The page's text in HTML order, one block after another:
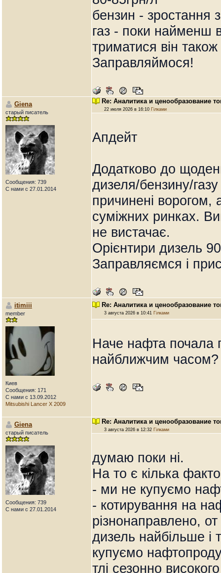
бензин - зростання
газ - поки найменш
триматися він
Заправляймося!
Giena
старый писатель
Сообщения: 739
С нами с 27.01.2014
Re: Аналитика и ценообразование
22 июля 2026 в 16:10 Гілками
Апдейт
Додатково до
дизеля/бензину/
причинені ворогом,
суміжних ринках.
не вистачає.
Орієнтири дизель
Заправляємся і
itimiii
member
Киев
Сообщения: 171
С нами с 13.09.2012
Mitsubishi Lancer X 2009
Re: Аналитика и ценообразование
3 августа 2026 в 10:41 Гілками
Наче нафта почала
найближчим часом?
Giena
старый писатель
Сообщения: 739
С нами с 27.01.2014
Re: Аналитика и ценообразование
3 августа 2026 в 12:32 Гілками
думаю поки ні.
На то є кілька
- ми не купуємо
- котирування на
різнонаправлено,
дизель найбільше і
купуємо
тлі сезонно